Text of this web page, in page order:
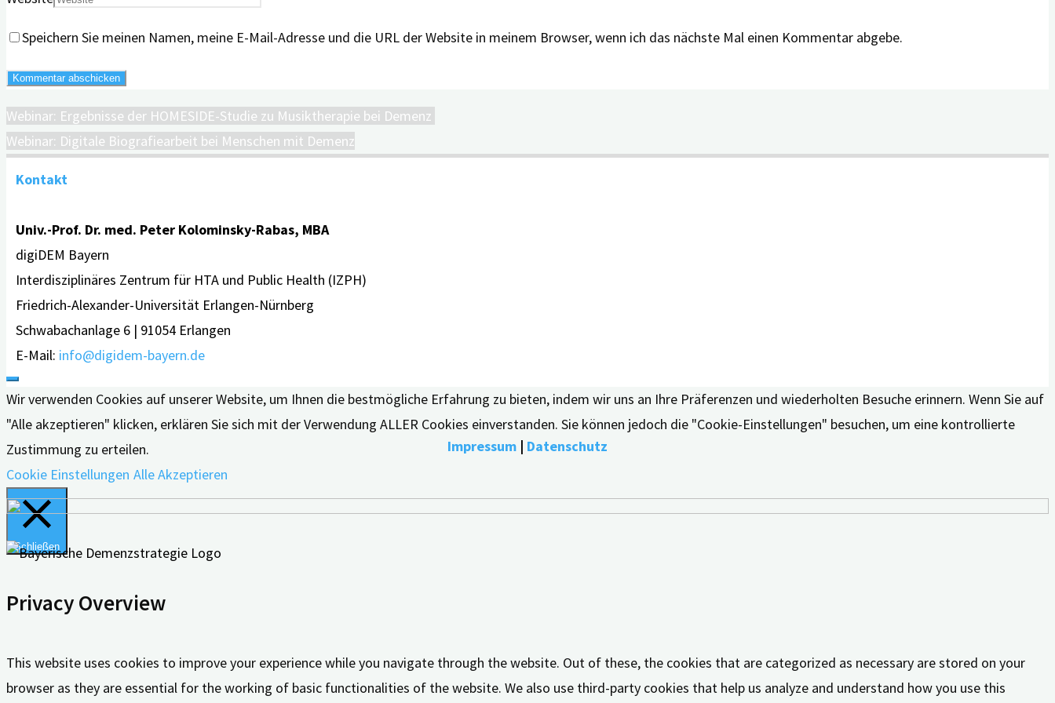
Speichern Sie meinen Namen, meine E-Mail-Adresse und die URL der Website in meinem Browser, wenn ich das nächste Mal einen Kommentar abgebe.
Webinar: Ergebnisse der HOMESIDE-Studie zu Musiktherapie bei Demenz
Webinar: Digitale Biografiearbeit bei Menschen mit Demenz
Kontakt
Univ.-Prof. Dr. med. Peter Kolominsky-Rabas, MBA
digiDEM Bayern
Interdisziplinäres Zentrum für HTA und Public Health (IZPH)
Friedrich-Alexander-Universität Erlangen-Nürnberg
Schwabachanlage 6 | 91054 Erlangen
E-Mail: info@digidem-bayern.de
Impressum | Datenschutz
Wir verwenden Cookies auf unserer Website, um Ihnen die bestmögliche Erfahrung zu bieten, indem wir uns an Ihre Präferenzen und wiederholten Besuche erinnern. Wenn Sie auf
"Alle akzeptieren" klicken, erklären Sie sich mit der Verwendung ALLER Cookies einverstanden. Sie können jedoch die "Cookie-Einstellungen" besuchen, um eine kontrollierte
Zustimmung zu erteilen.
Cookie Einstellungen Alle Akzeptieren
Schließen
Privacy Overview
This website uses cookies to improve your experience while you navigate through the website. Out of these, the cookies that are categorized as necessary are stored on your
browser as they are essential for the working of basic functionalities of the website. We also use third-party cookies that help us analyze and understand how you use this